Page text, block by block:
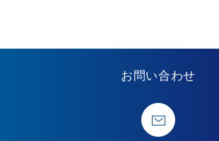
お問い合わせ